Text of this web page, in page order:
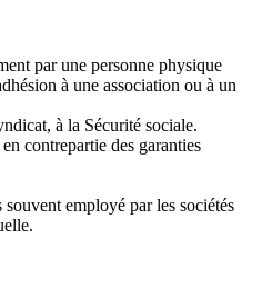
par une personne physique
à une association ou à un
à la Sécurité sociale.
contrepartie des garanties
employé par les sociétés